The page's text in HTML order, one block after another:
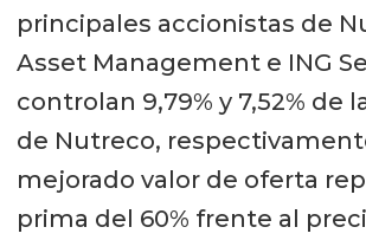
principales accionistas de
Asset Management e ING
controlan 9,79% y 7,52% de
de Nutreco,
mejorado valor de oferta
prima del 60% frente al